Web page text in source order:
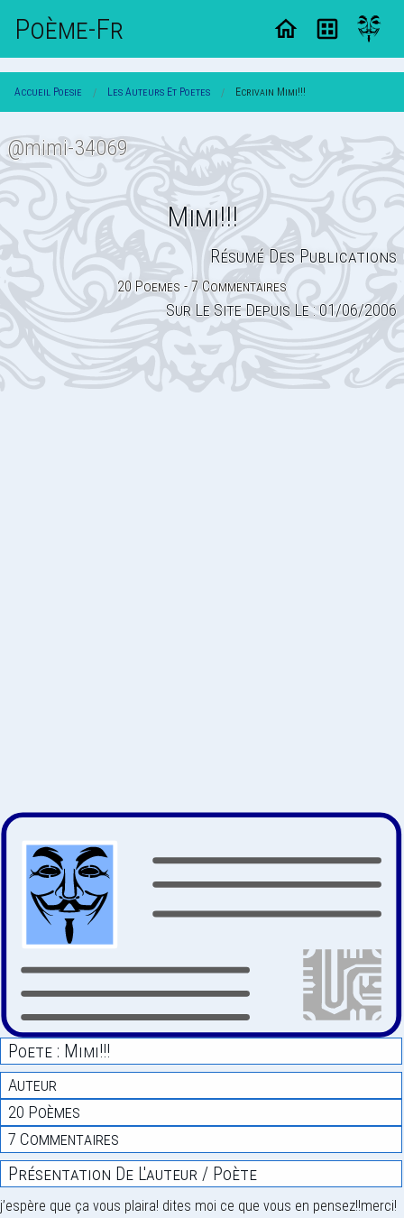
Poème-Fr
Accueil Poesie Les Auteurs Et Poetes Ecrivain Mimi!!!
Mimi!!!
@mimi-34069
Résumé Des Publications
20 Poemes - 7 Commentaires
Sur Le Site Depuis Le : 01/06/2006
Poete : Mimi!!!
Auteur
20 Poèmes
7 Commentaires
Présentation De L'auteur / Poète
j’espère que ça vous plaira! dites moi ce que vous en pensez!!merci!